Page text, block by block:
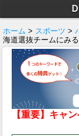
ホーム > スポーツ >
海道選抜チームにみ
【重要】キャ